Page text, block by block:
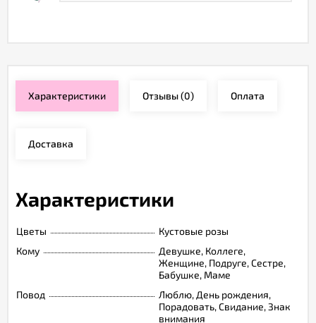
Характеристики Отзывы(0) Оплата
Доставка
Характеристики
Цветы
Кустовые розы
Кому
Девушке, Коллеге,
Женщине, Подруге, Сестре,
Бабушке, Маме
Повод
Люблю, День рождения,
Порадовать, Свидание, Знак
внимания